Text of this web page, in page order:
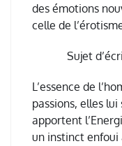
des émotions
celle de
Sujet
L’essence de
passions, elles
apportent
un instinct enfoui